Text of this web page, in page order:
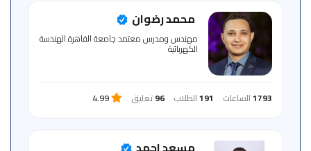
الإرشادي محمد رضوان
مهندس ومدرس معتمد جامعة القاهرة.الهندسة
الكهربائية
1793الساعات 191الطلاب 96تعليق 4.99